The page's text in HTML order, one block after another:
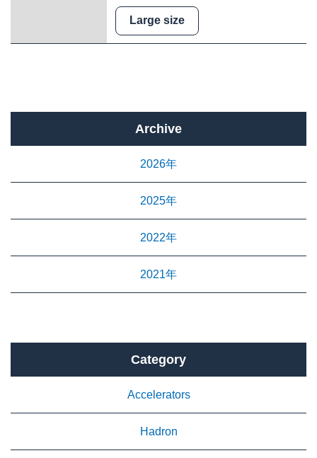
Large size
Archive
2026年
2025年
2022年
2021年
Category
Accelerators
Hadron